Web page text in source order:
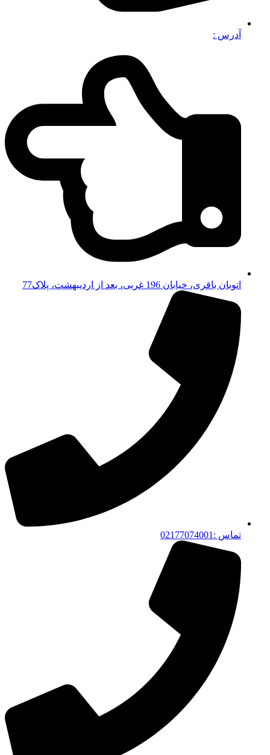
آدرس :
اتوبان باقری، خیابان 196 غربی، بعد از اردیبهشت، پلاک77
تماس :02177074001